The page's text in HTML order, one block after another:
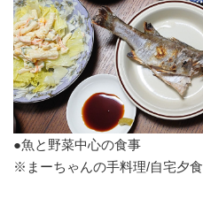
●魚と野菜中心の食事
※まーちゃんの手料理/自宅夕食